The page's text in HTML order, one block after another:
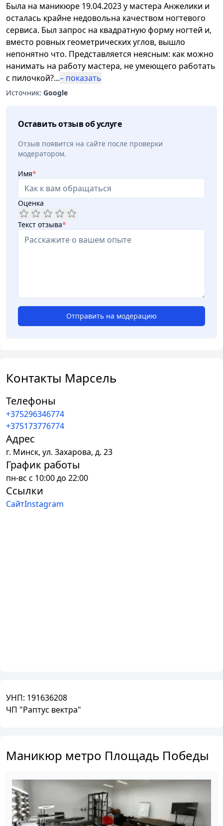
Была на маникюре 19.04.2023 у мастера Анжелики и
осталась крайне недовольна качеством ногтевого
сервиса. Был запрос на квадратную форму ногтей и,
вместо ровных геометрических углов, вышло
непонятно что. Представляется неясным: как можно
нанимать на работу мастера, не умеющего работать
с пилочкой?...– показать
Источник: Google
Оставить отзыв об услуге
Отзыв появится на сайте после проверки
модератором.
Имя*
Оценка
Текст отзыва*
Отправить на модерацию
Контакты Марсель
Телефоны
+375296346774
+375173776774
Адрес
г. Минск, ул. Захарова, д. 23
График работы
пн-вс с 10:00 до 22:00
Ссылки
СайтInstagram
УНП: 191636208
ЧП "Раптус вектра"
Маникюр метро Площадь Победы